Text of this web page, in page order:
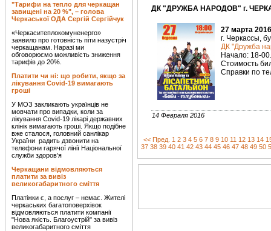
"Тарифи на тепло для черкащан
завищені на 20 %", – голова
Черкаської ОДА Сергій Сергійчук
«Черкаситеплокомуненерго»
заявило про готовність піти назустріч
черкащанам. Наразі ми
обговорюємо можливість зниження
тарифів до 20%.
Платити чи ні: що робити, якщо за
лікування Covid-19 вимагають
гроші
У МОЗ закликають українців не
мовчати про випадки, коли за
лікування Covid-19 лікарі державних
клінік вимагають гроші. Якщо подібне
вже сталося, головний санлікар
України радить дзвонити на
телефони гарячої лінії Національної
служби здоров'я
Черкащани відмовляються
платити за вивіз
великогабаритного сміття
Платіжки є, а послуг – немає. Жителі
черкаських багатоповерхівок
відмовляються платити компанії
"Нова якість. Благоустрій" за вивіз
великогабаритного сміття
ДК "ДРУЖБА НАРОДОВ" г.
27 марта
г. Черкассы,
ДК "Дружба
Начало: 18-00.
Стоимость
Справки по
14 Февраля 2016
<< Пред. 1 2 3 4 5 6 7 8 9 10 11 12 13 14
37 38 39 40 41 42 43 44 45 46 47 48 49 50